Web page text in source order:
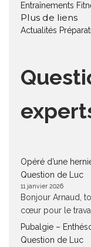
Entraînements
Plus de liens
Actualités
Opéré d’une
Question de Luc
11 janvier 2026
Bonjour Arnaud,
cœur pour le
Pubalgie –
Question de Luc